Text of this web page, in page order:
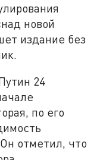
новой
издание без
24
по его
отметил, что